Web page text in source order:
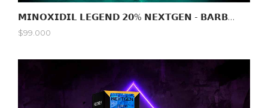
𝗠𝗜𝗡𝗢𝗫𝗜𝗗𝗜𝗟 𝗟𝗘𝗚𝗘𝗡𝗗 𝟮𝟬% 𝗡𝗘𝗫𝗧𝗚𝗘𝗡 - 𝗕𝗔𝗥𝗕𝗔 & 𝗖𝗔𝗕𝗘𝗟𝗟𝗢 /𝟲𝟬𝗠𝗟
$99.000